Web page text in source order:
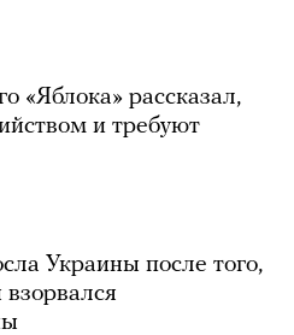
«Яблока» рассказал,
и требуют
Украины после того,